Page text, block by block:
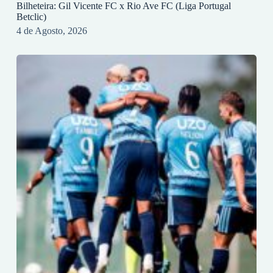
Bilheteira: Gil Vicente FC x Rio Ave FC (Liga Portugal
Betclic)
4 de Agosto, 2026